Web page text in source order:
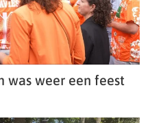
was weer een feest